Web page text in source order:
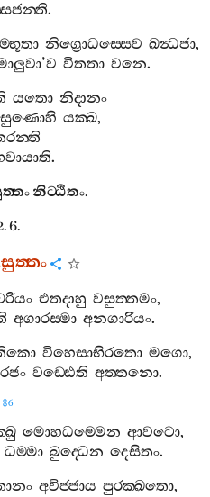
.
නිග්‍රොධස‍්සෙව ඛන්‍ධජා,
’ව විතතා වනෙ.
යතො නිදානං
සුණොහි යක‍්ඛ,
.
නිට‍්ඨිතං.
6.
එතදාහු වසුත‍්තමං,
අගාරස‍්මා අනගාරියං.
විහෙසාභිරතො මගො,
රජං වඩ‍්ඪෙති අත‍්තනො.
86
මොහධම‍්මෙන ආවටො,
ධම‍්මා බුද‍්ධෙන දෙසිතං.
අවිජ‍්ජාය පුරක‍්ඛතො,